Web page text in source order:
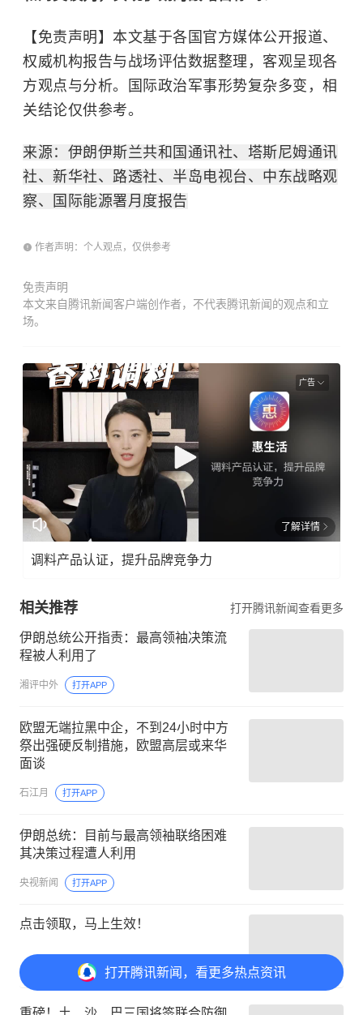
【免责声明】本文基于各国官方媒体公开报道、
权威机构报告与战场评估数据整理，客观呈现各
方观点与分析。国际政治军事形势复杂多变，相
关结论仅供参考。
来源：伊朗伊斯兰共和国通讯社、塔斯尼姆通讯
社、新华社、路透社、半岛电视台、中东战略观
察、国际能源署月度报告
作者声明：个人观点，仅供参考
免责声明
本文来自腾讯新闻客户端创作者，不代表腾讯新闻的观点和立
场。
打开腾讯新闻，看更多热点资讯
广告
了解详情
调料产品认证，提升品牌竞争力
相关推荐 打开腾讯新闻查看更多
伊朗总统公开指责：最高领袖决策流
程被人利用了
湘评中外 打开APP
欧盟无端拉黑中企，不到24小时中方
祭出强硬反制措施，欧盟高层或来华
面谈
石江月 打开APP
伊朗总统：目前与最高领袖联络困难
其决策过程遭人利用
央视新闻 打开APP
点击领取，马上生效！
广告 易泽科技运营商 了解详情